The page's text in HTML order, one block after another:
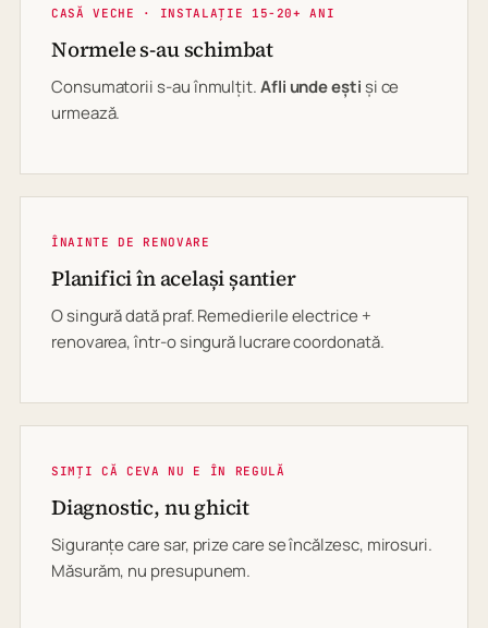
CASĂ VECHE · INSTALAȚIE 15-20+ ANI
Normele s-au schimbat
Consumatorii s-au înmulțit.Afli unde eștiși ce
urmează.
ÎNAINTE DE RENOVARE
Planifici în același șantier
O singură dată praf. Remedierile electrice +
renovarea, într-o singură lucrare coordonată.
SIMȚI CĂ CEVA NU E ÎN REGULĂ
Diagnostic, nu ghicit
Siguranțe care sar, prize care se încălzesc, mirosuri.
Măsurăm, nu presupunem.